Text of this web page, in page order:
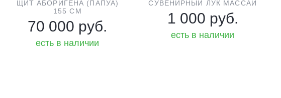
ЩИТ АБОРИГЕНА (ПАПУА)
155 CM
70 000 руб.
есть в наличии
СУВЕНИРНЫЙ ЛУК МАССАИ
1 000 руб.
есть в наличии